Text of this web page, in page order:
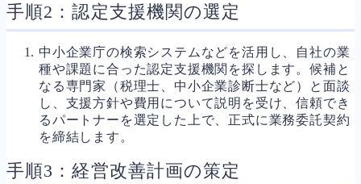
手順2：認定支援機関の選定
中小企業庁の検索システムなどを活用し、自社の業
種や課題に合った認定支援機関を探します。候補と
なる専門家（税理士、中小企業診断士など）と面談
し、支援方針や費用について説明を受け、信頼でき
るパートナーを選定した上で、正式に業務委託契約
を締結します。
手順3：経営改善計画の策定